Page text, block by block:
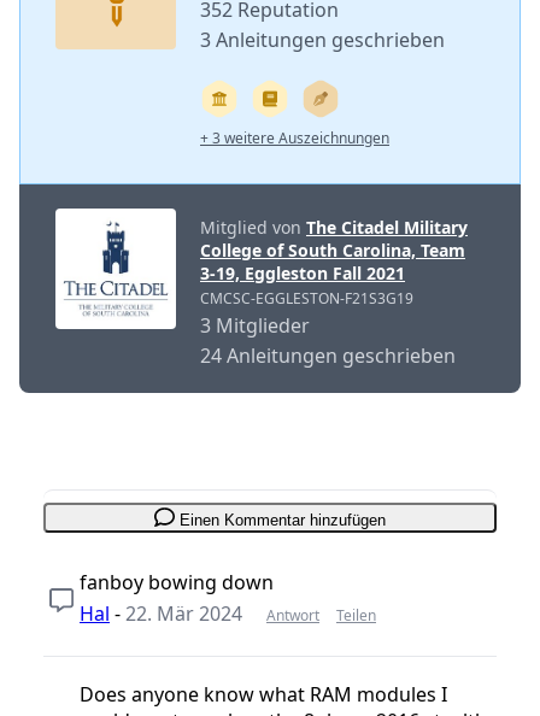
352 Reputation
3 Anleitungen geschrieben
+ 3 weitere Auszeichnungen
Mitglied von The Citadel Military
College of South Carolina, Team
3-19, Eggleston Fall 2021
CMCSC-EGGLESTON-F21S3G19
3 Mitglieder
24 Anleitungen geschrieben
Einen Kommentar hinzufügen
fanboy bowing down
Hal -22. Mär 2024 Antwort Teilen
Does anyone know what RAM modules I